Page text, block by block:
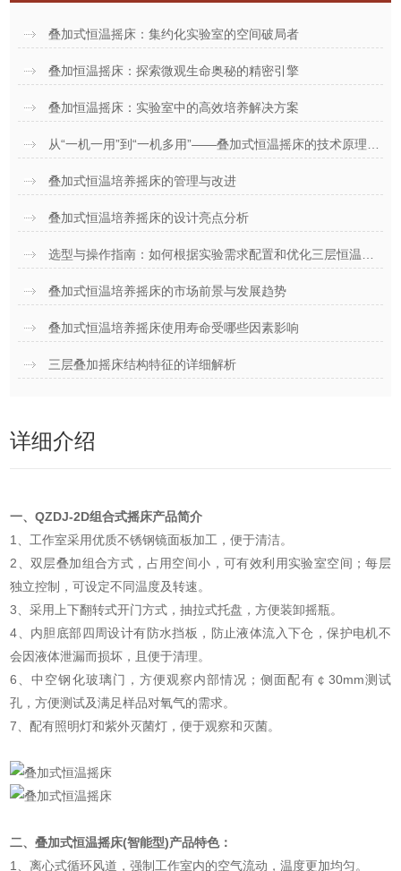
叠加式恒温摇床：集约化实验室的空间破局者
叠加恒温摇床：探索微观生命奥秘的精密引擎
叠加恒温摇床：实验室中的高效培养解决方案
叠加式恒温培养摇床的管理与改进
叠加式恒温培养摇床的设计亮点分析
叠加式恒温培养摇床的市场前景与发展趋势
叠加式恒温培养摇床使用寿命受哪些因素影响
三层叠加摇床结构特征的详细解析
详细介绍
一、QZDJ-2D组合式摇床产品简介
1、工作室采用优质不锈钢镜面板加工，便于清洁。
2、双层叠加组合方式，占用空间小，可有效利用实验室空间；每层
独立控制，可设定不同温度及转速。
3、采用上下翻转式开门方式，抽拉式托盘，方便装卸摇瓶。
4、内胆底部四周设计有防水挡板，防止液体流入下仓，保护电机不
会因液体泄漏而损坏，且便于清理。
6、中空钢化玻璃门，方便观察内部情况；侧面配有￠30mm测试
孔，方便测试及满足样品对氧气的需求。
7、配有照明灯和紫外灭菌灯，便于观察和灭菌。
二、叠加式恒温摇床(智能型)产品特色：
1、离心式循环风道，强制工作室内的空气流动，温度更加均匀。